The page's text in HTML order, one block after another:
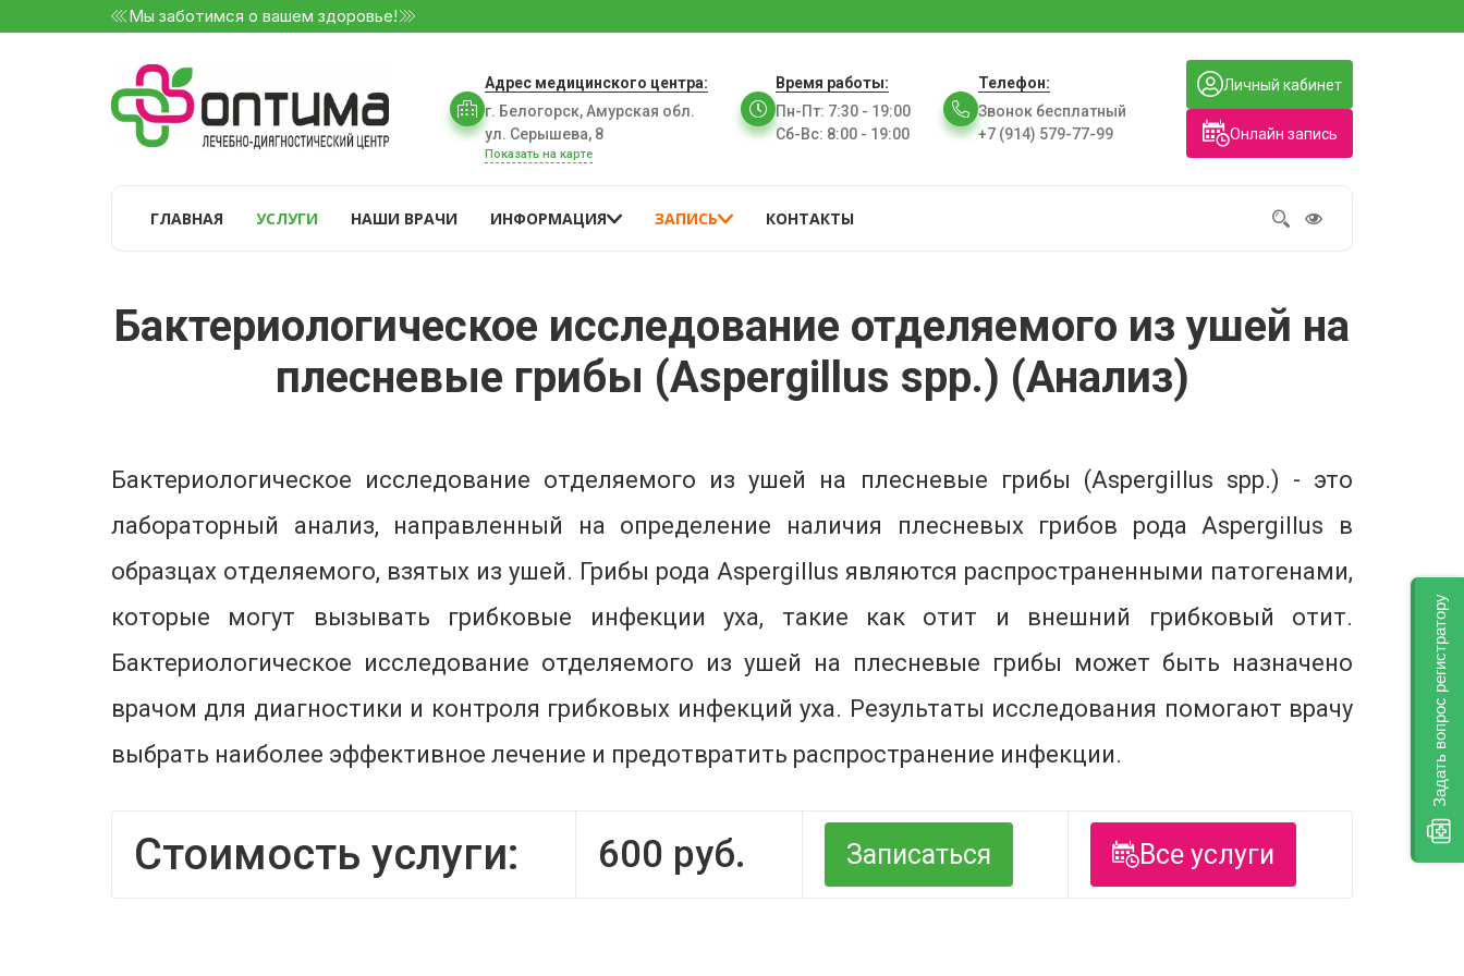
Мы заботимся о вашем здоровье!
Адрес медицинского центра:
г. Белогорск, Амурская обл.
ул. Серышева, 8
Показать на карте
Время работы:
Пн-Пт: 7:30 - 19:00
Сб-Вс: 8:00 - 19:00
Телефон:
Звонок бесплатный
+7 (914) 579-77-99
Онлайн запись
Личный кабинет
ГЛАВНАЯ УСЛУГИ НАШИ ВРАЧИ ИНФОРМАЦИЯ ЗАПИСЬ КОНТАКТЫ
Бактериологическое исследование отделяемого из ушей на
плесневые грибы (Aspergillus spp.) (Анализ)
Бактериологическое исследование отделяемого из ушей на плесневые грибы (Aspergillus spp.) - это
лабораторный анализ, направленный на определение наличия плесневых грибов рода Aspergillus в
образцах отделяемого, взятых из ушей. Грибы рода Aspergillus являются распространенными патогенами,
которые могут вызывать грибковые инфекции уха, такие как отит и внешний грибковый отит.
Бактериологическое исследование отделяемого из ушей на плесневые грибы может быть назначено
врачом для диагностики и контроля грибковых инфекций уха. Результаты исследования помогают врачу
выбрать наиболее эффективное лечение и предотвратить распространение инфекции.
Стоимость услуги: 600 руб. Записаться Все услуги
Задать вопрос регистратору